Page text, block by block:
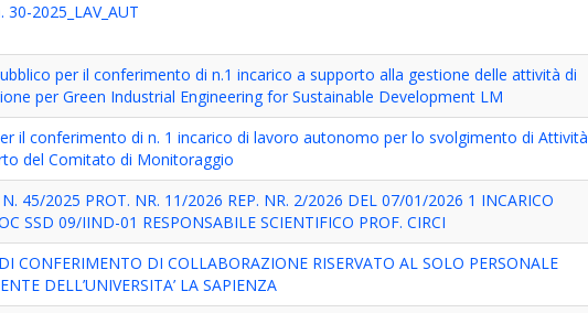
30-2025_LAV_AUT
per il conferimento di n.1 incarico a supporto alla gestione delle attività di
per Green Industrial Engineering for Sustainable Development LM
il conferimento di n. 1 incarico di lavoro autonomo per lo svolgimento di Attività
del Comitato di Monitoraggio
45/2025 PROT. NR. 11/2026 REP. NR. 2/2026 DEL 07/01/2026 1 INCARICO
SSD 09/IIND-01 RESPONSABILE SCIENTIFICO PROF. CIRCI
CONFERIMENTO DI COLLABORAZIONE RISERVATO AL SOLO PERSONALE
DELL’UNIVERSITA’ LA SAPIENZA